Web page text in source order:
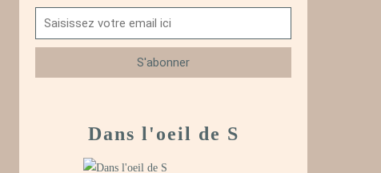
Dans l'oeil de S